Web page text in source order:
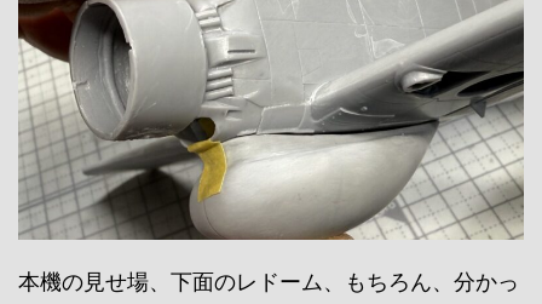
本機の見せ場、下面のレドーム、もちろん、分かっ